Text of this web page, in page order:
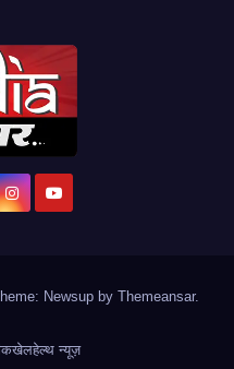
Newsup by Themeansar.
खेलहेल्थ न्यूज़